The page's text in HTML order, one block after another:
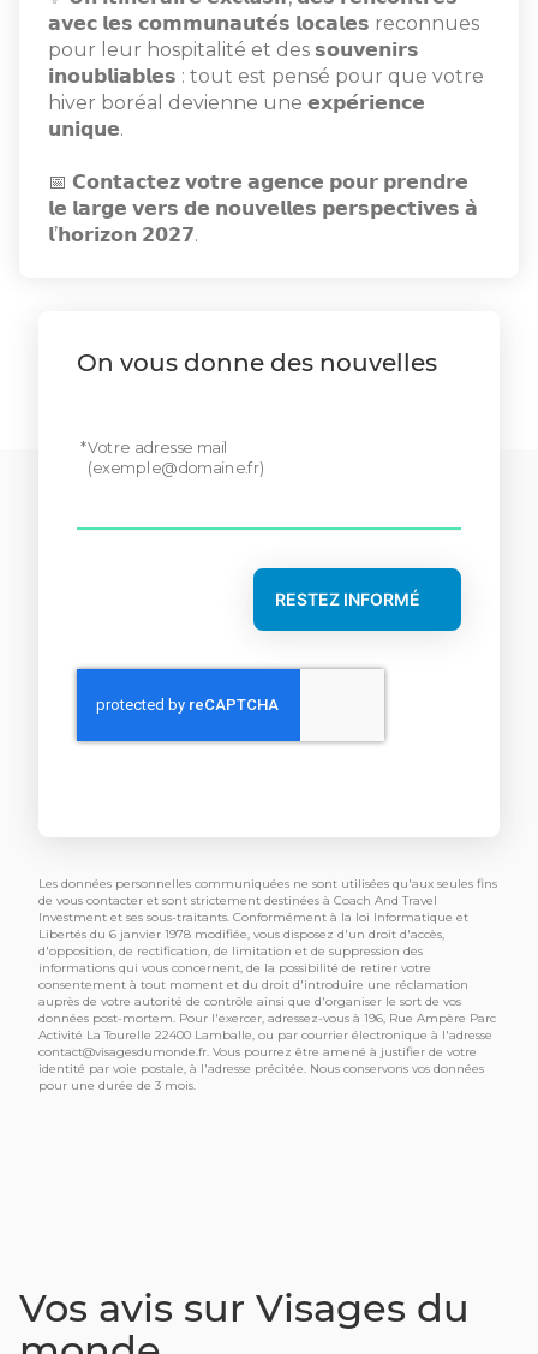
𝗮𝘃𝗲𝗰 𝗹𝗲𝘀 𝗰𝗼𝗺𝗺𝘂𝗻𝗮𝘂𝘁𝗲́𝘀 𝗹𝗼𝗰𝗮𝗹𝗲𝘀 reconnues
pour leur hospitalité et des 𝘀𝗼𝘂𝘃𝗲𝗻𝗶𝗿𝘀
𝗶𝗻𝗼𝘂𝗯𝗹𝗶𝗮𝗯𝗹𝗲𝘀 : tout est pensé pour que votre
hiver boréal devienne une 𝗲𝘅𝗽𝗲́𝗿𝗶𝗲𝗻𝗰𝗲
𝘂𝗻𝗶𝗾𝘂𝗲.
📅 𝗖𝗼𝗻𝘁𝗮𝗰𝘁𝗲𝘇 𝘃𝗼𝘁𝗿𝗲 𝗮𝗴𝗲𝗻𝗰𝗲 𝗽𝗼𝘂𝗿 𝗽𝗿𝗲𝗻𝗱𝗿𝗲
𝗹𝗲 𝗹𝗮𝗿𝗴𝗲 𝘃𝗲𝗿𝘀 𝗱𝗲 𝗻𝗼𝘂𝘃𝗲𝗹𝗹𝗲𝘀 𝗽𝗲𝗿𝘀𝗽𝗲𝗰𝘁𝗶𝘃𝗲𝘀 𝗮̀
𝗹’𝗵𝗼𝗿𝗶𝘇𝗼𝗻 𝟮𝟬𝟮𝟳.
On vous donne des nouvelles
Votre adresse mail
(exemple@domaine.fr)
RESTEZ INFORMÉ
Les données personnelles communiquées ne sont utilisées qu'aux seules fins
de vous contacter et sont strictement destinées à Coach And Travel
Investment et ses sous-traitants. Conformément à la loi Informatique et
Libertés du 6 janvier 1978 modifiée, vous disposez d'un droit d'accès,
d'opposition, de rectification, de limitation et de suppression des
informations qui vous concernent, de la possibilité de retirer votre
consentement à tout moment et du droit d'introduire une réclamation
auprès de votre autorité de contrôle ainsi que d'organiser le sort de vos
données post-mortem. Pour l'exercer, adressez-vous à 196, Rue Ampère Parc
Activité La Tourelle 22400 Lamballe, ou par courrier électronique à l'adresse
contact@visagesdumonde.fr. Vous pourrez être amené à justifier de votre
identité par voie postale, à l'adresse précitée. Nous conservons vos données
pour une durée de 3 mois.
Vos avis sur Visages du